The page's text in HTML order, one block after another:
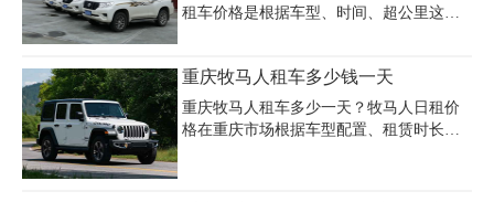
巴、旅游客车众多车型可供选择，重庆租
租车价格是根据车型、时间、超公里这些
车几百到上千的都有。重庆自驾租车网价
目表如下，供参考(淡旺季价格有所浮动)
重庆牧马人租车多少钱一天
重庆牧马人租车多少一天？牧马人日租价
格在重庆市场根据车型配置、租赁时长及